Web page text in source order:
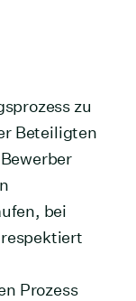
zu
Beteiligten
bei
Prozess